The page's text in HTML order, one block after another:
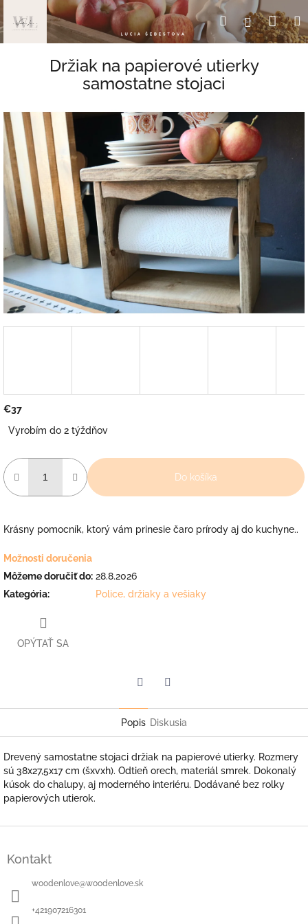
obsah
Hľadať
Držiak na papierové utierky
samostatne stojaci
€37
cena:
Vyrobím do 2 týždňov
Do košíka
Krásny pomocník, ktorý vám prinesie čaro prírody aj do kuchyne..
Možnosti doručenia
Môžeme doručiť do: 28.8.2026
Kategória: Police, držiaky a vešiaky
OPÝTAŤ SA
Popis Diskusia
Drevený samostatne stojaci držiak na papierové utierky. Rozmery
sú 38x27,5x17 cm (šxvxh). Odtieň orech, materiál smrek. Dokonalý
kúsok do chalupy, aj moderného interiéru. Dodávané bez rolky
papierových utierok.
Kontakt
woodenlove@woodenlove.sk
+421907216301